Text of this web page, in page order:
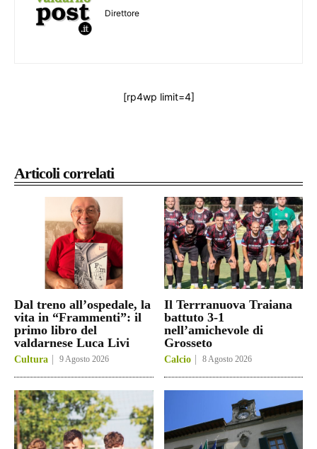
Articoli correlati
Dal treno all’ospedale, la
vita in “Frammenti”: il
primo libro del
valdarnese Luca Livi
Cultura 9 Agosto 2026
Il Terrranuova Traiana
battuto 3-1
nell’amichevole di
Grosseto
Calcio 8 Agosto 2026
Direttore
[rp4wp limit=4]